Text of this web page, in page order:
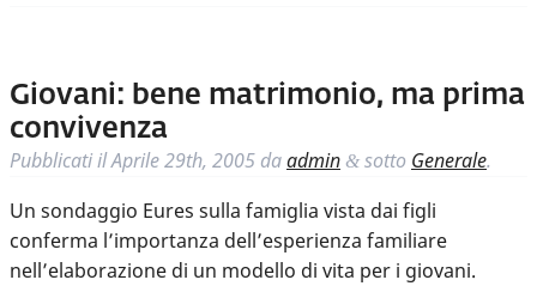
Giovani: bene matrimonio, ma prima
convivenza
Pubblicati ilAprile 29th, 2005 daadmin & sotto Generale.
Un sondaggio Eures sulla famiglia vista dai figli
conferma l’importanza dell’esperienza familiare
nell’elaborazione di un modello di vita per i giovani.